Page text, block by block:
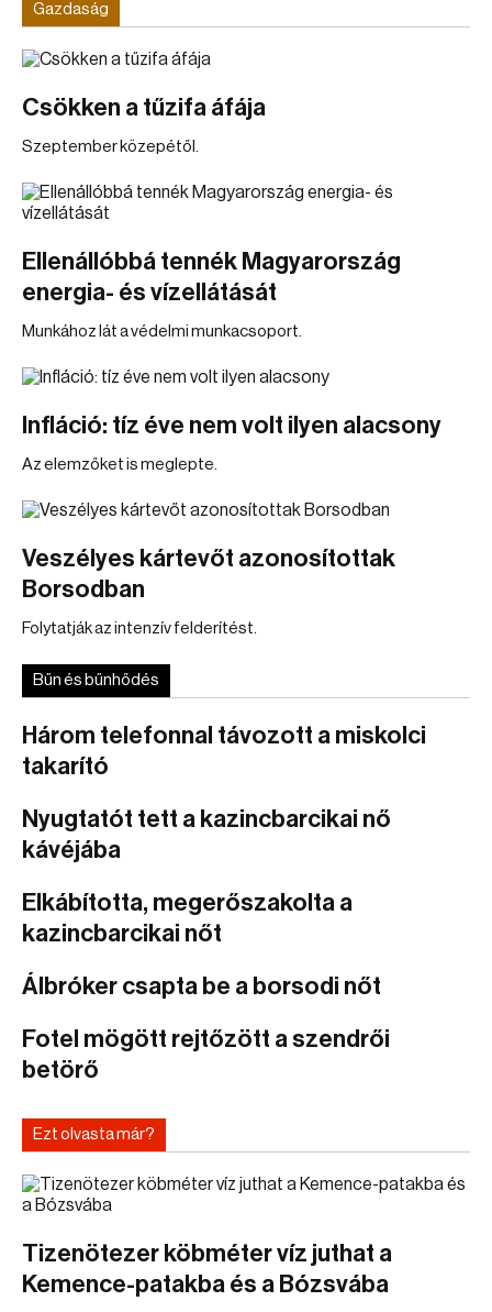
Gazdaság
Csökken a tűzifa áfája
Szeptember közepétől.
Ellenállóbbá tennék Magyarország
energia- és vízellátását
Munkához lát a védelmi munkacsoport.
Infláció: tíz éve nem volt ilyen alacsony
Az elemzőket is meglepte.
Veszélyes kártevőt azonosítottak
Borsodban
Folytatják az intenzív felderítést.
Bűn és bűnhődés
Három telefonnal távozott a miskolci
takarító
Nyugtatót tett a kazincbarcikai nő
kávéjába
Elkábította, megerőszakolta a
kazincbarcikai nőt
Álbróker csapta be a borsodi nőt
Fotel mögött rejtőzött a szendrői
betörő
Ezt olvasta már?
Tizenötezer köbméter víz juthat a
Kemence-patakba és a Bózsvába